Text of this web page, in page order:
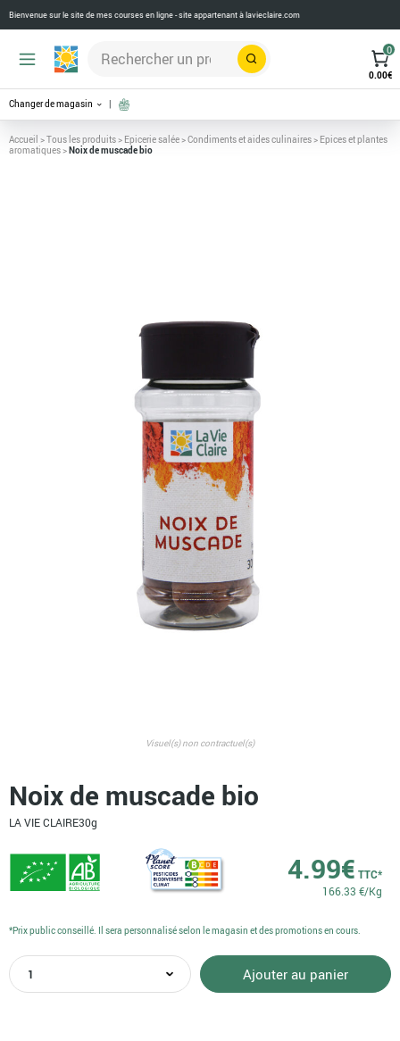
Bienvenue sur le site de mes courses en ligne - site appartenant àlavieclaire.com
Rechercher
0
0.00€
Changer de magasin
Accueil >Tous les produits> Epicerie salée>Condiments et aides culinaires> Epices et plantes
aromatiques>Noix de muscade bio
Visuel(s) non contractuel(s)
Noix de muscade bio
LA VIE CLAIRE30g
4.99€ TTC*
166.33 €/Kg
quantité
de
Ajouter au panier
*Prix public conseillé. Il sera personnalisé selon le magasin et des promotions en cours.